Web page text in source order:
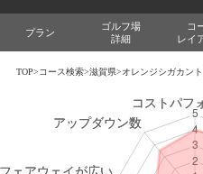
プラン
ゴルフ場
詳細
コ
レイ
TOP>コース検索>滋賀県>オレンジシガカン